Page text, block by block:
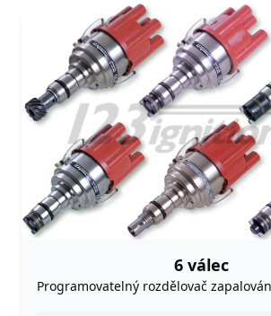
6 válec
Programovatelný rozdělovač